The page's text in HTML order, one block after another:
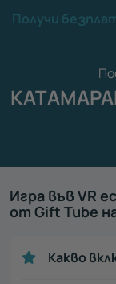
Получи
Игра във VR
от Gift Tube
Какво